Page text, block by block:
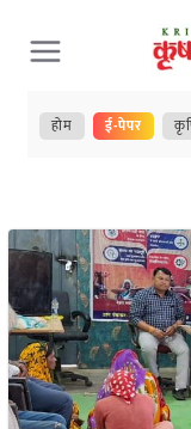
Skip
to
content
होम ई-पेपर